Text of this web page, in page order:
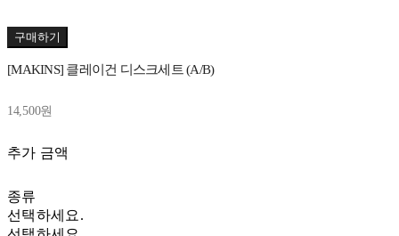
구매하기
[MAKINS] 클레이건 디스크세트 (A/B)
14,500원
추가 금액
종류
선택하세요.